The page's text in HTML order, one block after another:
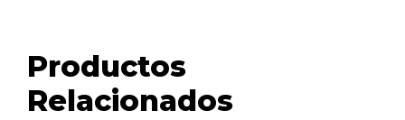
Productos
Relacionados